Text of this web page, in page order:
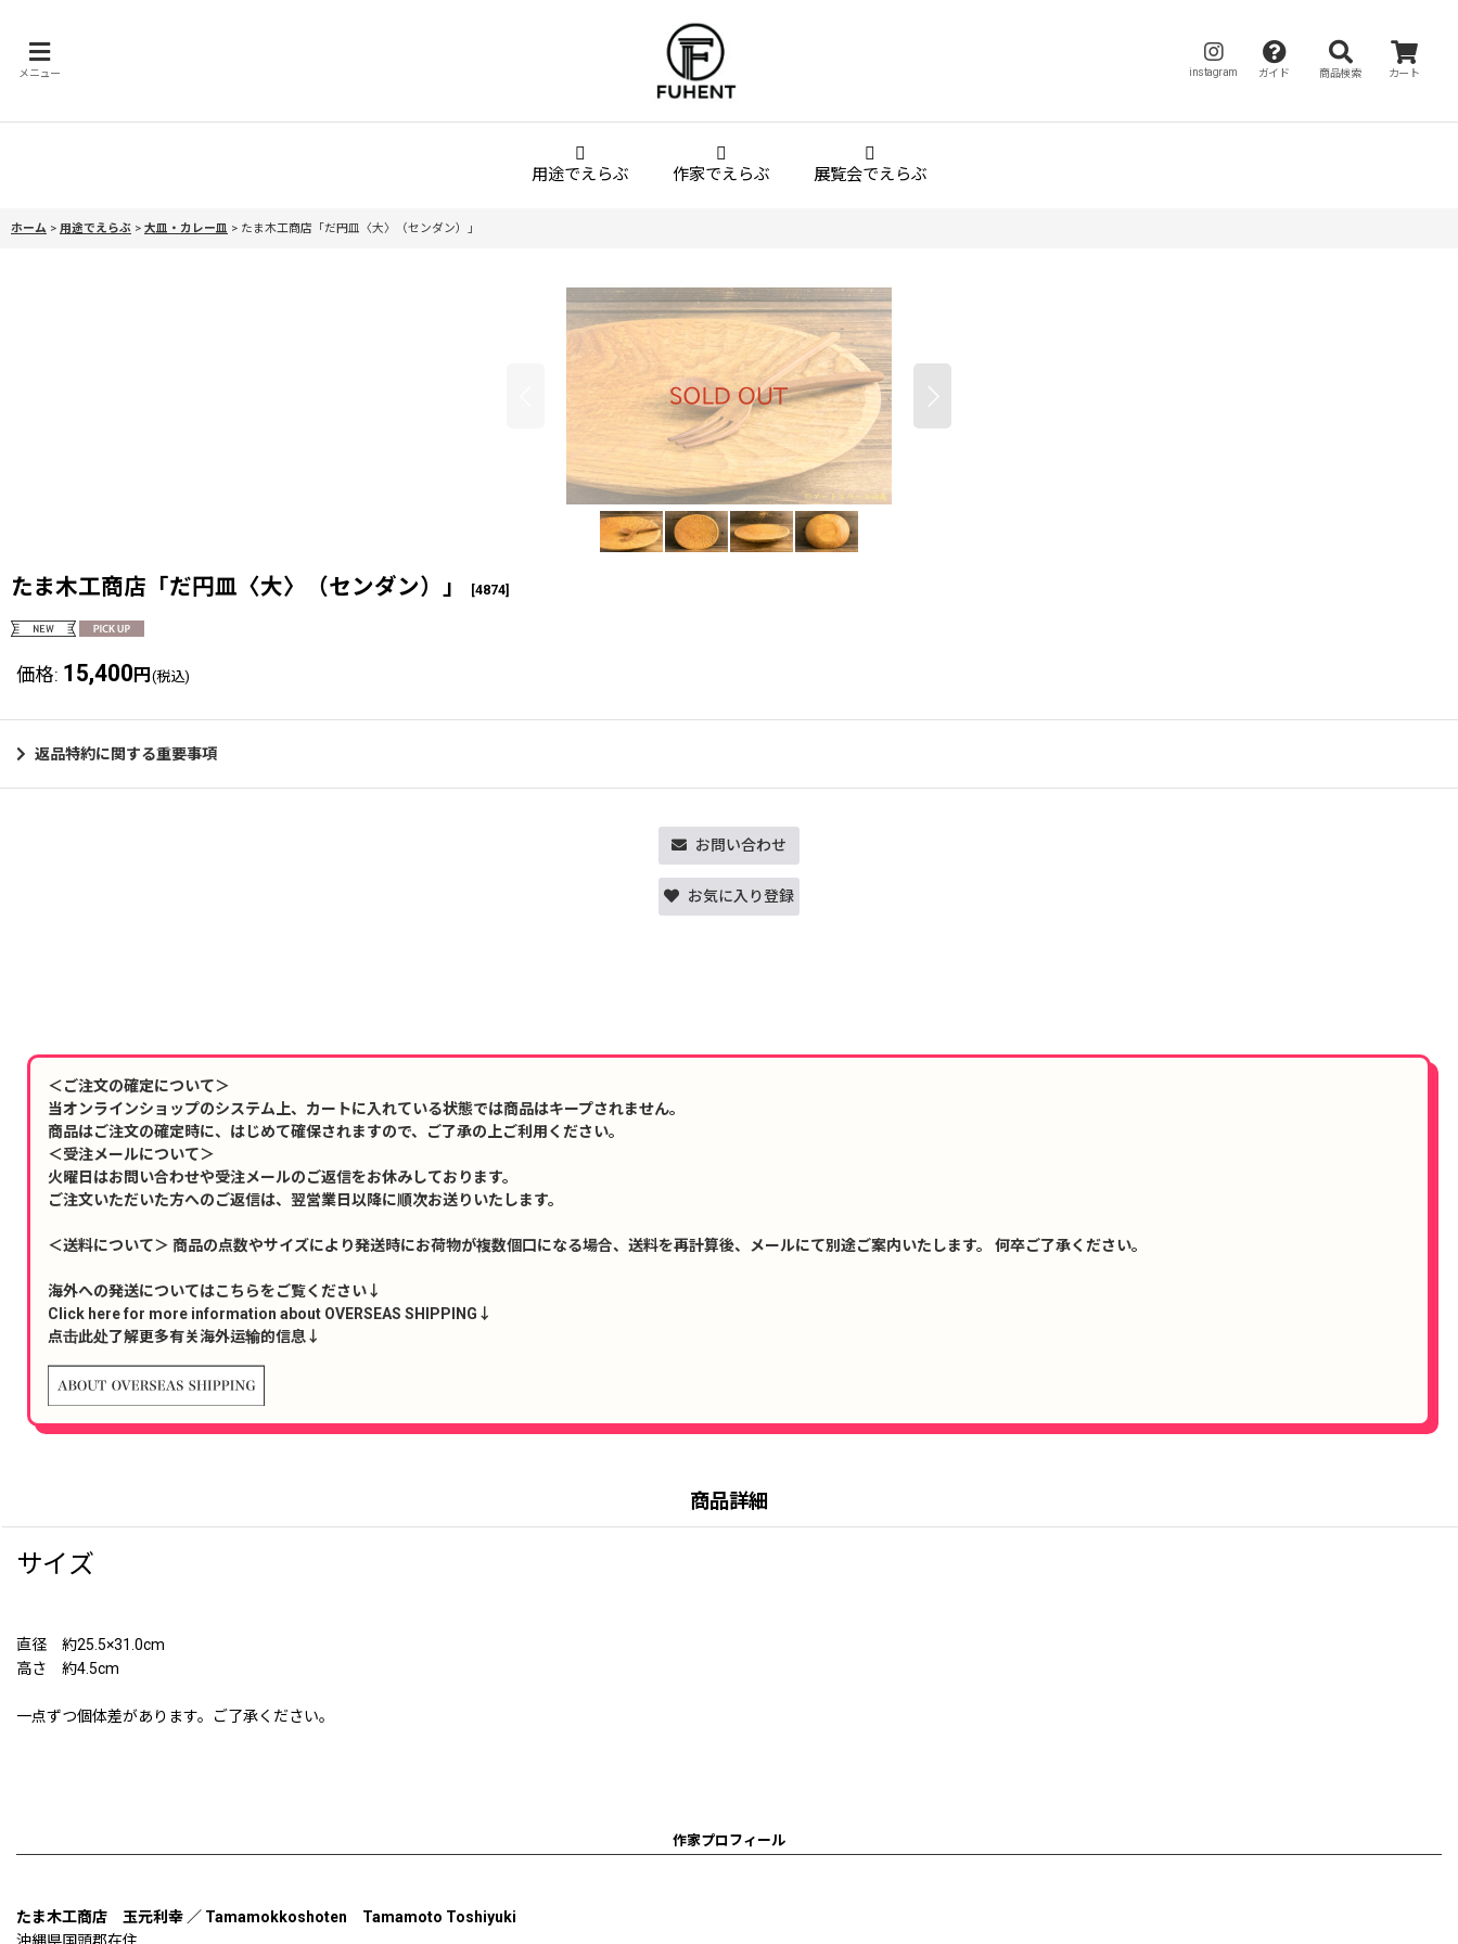
メニュー instagram ガイド 商品検索 カート
用途でえらぶ 作家でえらぶ 展覧会でえらぶ
ホーム > 用途でえらぶ > 大皿・カレー皿 > たま木工商店「だ円皿〈大〉（センダン）」
たま木工商店「だ円皿〈大〉（センダン）」 [4874]
価格: 15,400 円 (税込)
返品特約に関する重要事項
お問い合わせ
お気に入り登録
＜ご注文の確定について＞
当オンラインショップのシステム上、カートに入れている状態では商品はキープされません。
商品はご注文の確定時に、はじめて確保されますので、ご了承の上ご利用ください。
＜受注メールについて＞
火曜日はお問い合わせや受注メールのご返信をお休みしております。
ご注文いただいた方へのご返信は、翌営業日以降に順次お送りいたします。
＜送料について＞ 商品の点数やサイズにより発送時にお荷物が複数個口になる場合、送料を再計算後、メールにて別途ご案内いたします。 何卒ご了承ください。
海外への発送についてはこちらをご覧ください↓
Click here for more information about OVERSEAS SHIPPING↓
点击此处了解更多有关海外运输的信息↓
商品詳細
サイズ
直径 約25.5×31.0cm
高さ 約4.5cm
一点ずつ個体差があります。ご了承ください。
作家プロフィール
たま木工商店 玉元利幸 ／ Tamamokkoshoten Tamamoto Toshiyuki